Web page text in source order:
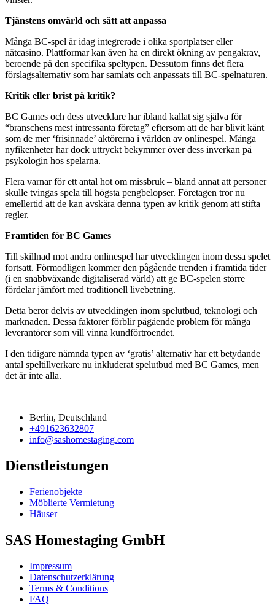
Tjänstens omvärld och sätt att anpassa
Många BC-spel är idag integrerade i olika sportplatser eller
nätcasino. Plattformar kan även ha en direkt ökning av pengakrav,
beroende på den specifika speltypen. Dessutom finns det flera
förslagsalternativ som har samlats och anpassats till BC-spelnaturen.
Kritik eller brist på kritik?
BC Games och dess utvecklare har ibland kallat sig själva för
“branschens mest intressanta företag” eftersom att de har blivit känt
som de mer ‘frisinnade’ aktörerna i världen av onlinespel. Många
nyfikenheter har dock uttryckt bekymmer över dess inverkan på
psykologin hos spelarna.
Flera varnar för ett antal hot om missbruk – bland annat att personer
skulle tvingas spela till högsta pengbelopser. Företagen tror nu
emellertid att de kan avskära denna typen av kritik genom att stifta
regler.
Framtiden för BC Games
Till skillnad mot andra onlinespel har utvecklingen inom dessa spelet
fortsatt. Förmodligen kommer den pågående trenden i framtida tider
(i en snabbväxande digitaliserad värld) att ge BC-spelen större
fördelar jämfört med traditionell livebetning.
Detta beror delvis av utvecklingen inom spelutbud, teknologi och
marknaden. Dessa faktorer förblir pågående problem för många
leverantörer som vill vinna kundförtroendet.
I den tidigare nämnda typen av ‘gratis’ alternativ har ett betydande
antal speltillverkare nu inkluderat spelutbud med BC Games, men
det är inte alla.
Berlin, Deutschland
+491623632807
info@sashomestaging.com
Dienstleistungen
Ferienobjekte
Möblierte Vermietung
Häuser
SAS Homestaging GmbH
Impressum
Datenschutzerklärung
Terms & Conditions
FAQ